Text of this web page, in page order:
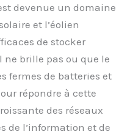
devenue un domaine
et l’éolien
de stocker
brille pas ou que le
fermes de batteries et
répondre à cette
des réseaux
de l’information et de